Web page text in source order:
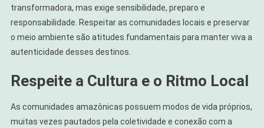
transformadora, mas exige sensibilidade, preparo e
responsabilidade. Respeitar as comunidades locais e preservar
o meio ambiente são atitudes fundamentais para manter viva a
autenticidade desses destinos.
Respeite a Cultura e o Ritmo Local
As comunidades amazônicas possuem modos de vida próprios,
muitas vezes pautados pela coletividade e conexão com a